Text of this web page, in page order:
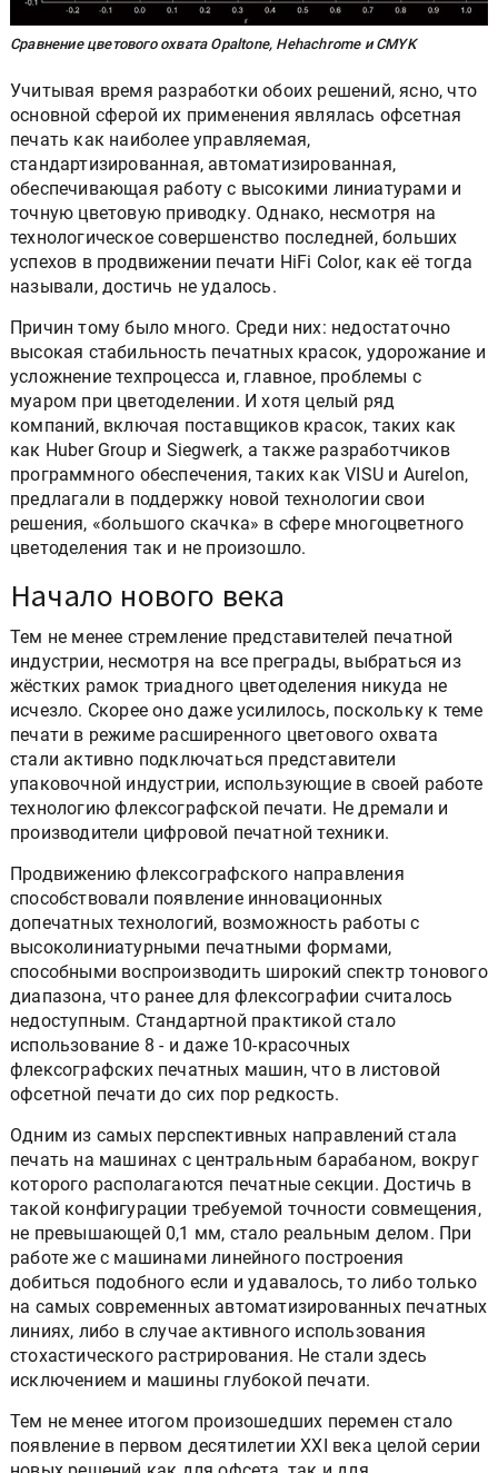
Сравнение цветового охвата Opaltone, Hehachrome и CMYK
Учитывая время разработки обоих решений, ясно, что
основной сферой их применения являлась офсетная
печать как наиболее управляемая,
стандартизированная, автоматизированная,
обеспечивающая работу с высокими линиатурами и
точную цветовую приводку. Однако, несмотря на
технологическое совершенство последней, больших
успехов в продвижении печати HiFi Color, как её тогда
называли, достичь не удалось.
Причин тому было много. Среди них: недостаточно
высокая стабильность печатных красок, удорожание и
усложнение техпроцесса и, главное, проблемы с
муаром при цветоделении. И хотя целый ряд
компаний, включая поставщиков красок, таких как
как Huber Group и Siegwerk, а также разработчиков
программного обеспечения, таких как VISU и Aurelon,
предлагали в поддержку новой технологии свои
решения, «большого скачка» в сфере многоцветного
цветоделения так и не произошло.
Начало нового века
Тем не менее стремление представителей печатной
индустрии, несмотря на все преграды, выбраться из
жёстких рамок триадного цветоделения никуда не
исчезло. Скорее оно даже усилилось, поскольку к теме
печати в режиме расширенного цветового охвата
стали активно подключаться представители
упаковочной индустрии, использующие в своей работе
технологию флексографской печати. Не дремали и
производители цифровой печатной техники.
Продвижению флексографского направления
способствовали появление инновационных
допечатных технологий, возможность работы с
высоколиниатурными печатными формами,
способными воспроизводить широкий спектр тонового
диапазона, что ранее для флексографии считалось
недоступным. Стандартной практикой стало
использование 8 - и даже 10-красочных
флексографских печатных машин, что в листовой
офсетной печати до сих пор редкость.
Одним из самых перспективных направлений стала
печать на машинах с центральным барабаном, вокруг
которого располагаются печатные секции. Достичь в
такой конфигурации требуемой точности совмещения,
не превышающей 0,1 мм, стало реальным делом. При
работе же с машинами линейного построения
добиться подобного если и удавалось, то либо только
на самых современных автоматизированных печатных
линиях, либо в случае активного использования
стохастического растрирования. Не стали здесь
исключением и машины глубокой печати.
Тем не менее итогом произошедших перемен стало
появление в первом десятилетии XXI века целой серии